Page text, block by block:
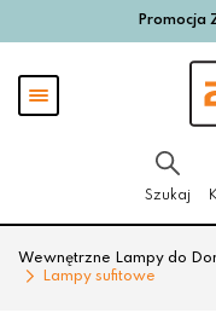
Przejdź
głównego
Przejdź
menu
stopce
Promocja
Pokaż
menu
Szukaj
Wewnętrzne Lampy do
Lampy sufitowe